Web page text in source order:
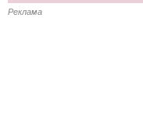
Реклама